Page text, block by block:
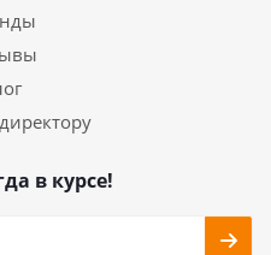
в курсе!